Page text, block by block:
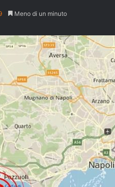
Meno di un minuto